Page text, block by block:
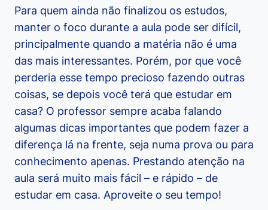
Para quem ainda não finalizou os estudos,
manter o foco durante a aula pode ser difícil,
principalmente quando a matéria não é uma
das mais interessantes. Porém, por que você
perderia esse tempo precioso fazendo outras
coisas, se depois você terá que estudar em
casa? O professor sempre acaba falando
algumas dicas importantes que podem fazer a
diferença lá na frente, seja numa prova ou para
conhecimento apenas. Prestando atenção na
aula será muito mais fácil – e rápido – de
estudar em casa. Aproveite o seu tempo!